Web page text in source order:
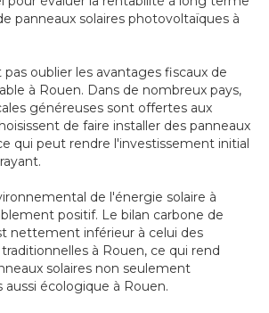
panneaux solaires photovoltaïques à
oublier les avantages fiscaux de
à Rouen. Dans de nombreux pays,
généreuses sont offertes aux
de faire installer des panneaux
qui peut rendre l'investissement initial
de l'énergie solaire à
positif. Le bilan carbone de
nettement inférieur à celui des
à Rouen, ce qui rend
solaires non seulement
écologique à Rouen.